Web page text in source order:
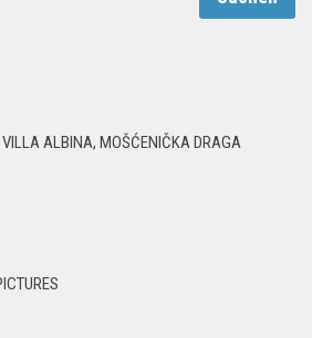
VILLA ALBINA, MOŠĆENIČKA DRAGA